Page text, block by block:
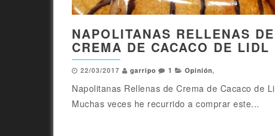
NAPOLITANAS RELLENAS DE
CREMA DE CACACO DE LIDL
22/03/2017 garripo 1 Opinión,
Napolitanas Rellenas de Crema de Cacaco de
Muchas veces he recurrido a comprar este...